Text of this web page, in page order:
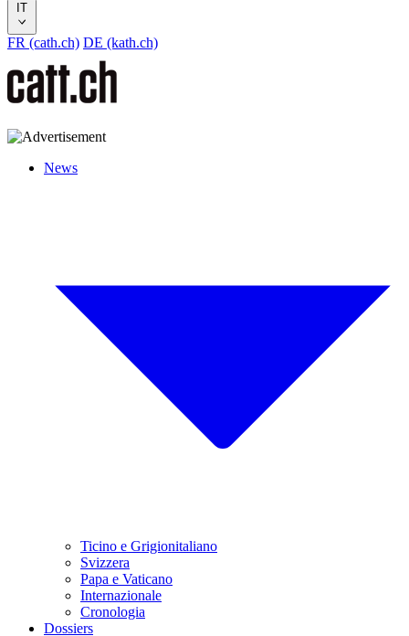
IT
FR (cath.ch) DE (kath.ch)
News
Ticino e Grigionitaliano
Svizzera
Papa e Vaticano
Internazionale
Cronologia
Dossiers